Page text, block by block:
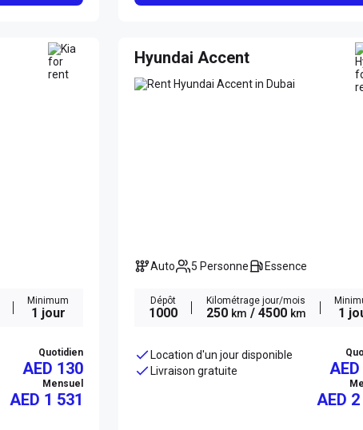
Minimum
1 jour
Quotidien
AED 130
Mensuel
AED 1 531
Hyundai Accent
Auto 5 Personne Essence
Dépôt
1000
Kilométrage jour/mois
250 km / 4500 km 1
Location d'un jour disponible
Livraison gratuite
AED